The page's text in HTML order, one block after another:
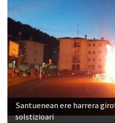
Santuenean ere harrera
solstizioari